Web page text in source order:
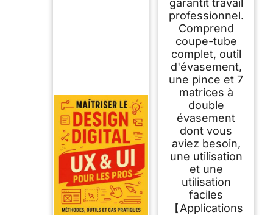
garantit travail
professionnel.
Comprend
coupe-tube
complet, outil
d'évasement,
une pince et 7
matrices à
double
évasement
dont vous
aviez besoin,
une utilisation
et une
utilisation
faciles
【Applications